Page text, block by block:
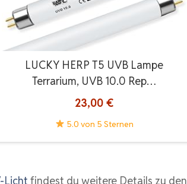
LUCKY HERP T5 UVB Lampe
Terrarium, UVB 10.0 Rep…
23,00 €
5.0 von 5 Sternen
Licht findest du weitere Details zu den